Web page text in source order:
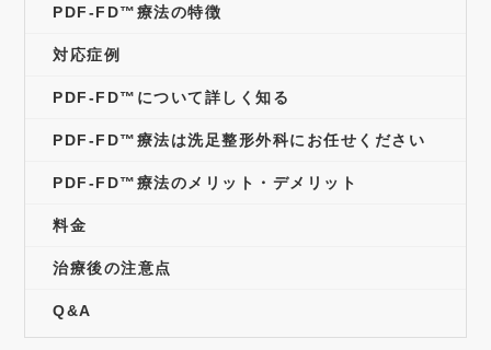
PDF-FD™療法の特徴
対応症例
PDF-FD™について詳しく知る
PDF-FD™療法は洗足整形外科にお任せください
PDF-FD™療法のメリット・デメリット
料金
治療後の注意点
Q&A